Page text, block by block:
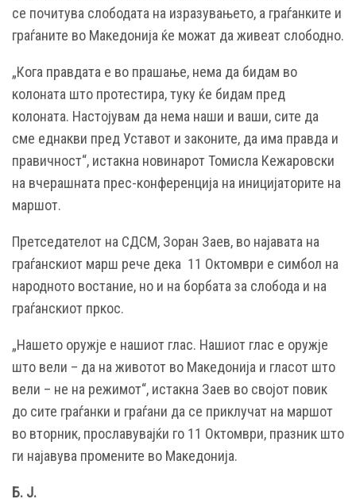
се почитува слободата на изразувањето, а граѓанките и
граѓаните во Македонија ќе можат да живеат слободно.
„Кога правдата е во прашање, нема да бидам во
колоната што протестира, туку ќе бидам пред
колоната. Настојувам да нема наши и ваши, сите да
сме еднакви пред Уставот и законите, да има правда и
правичност“, истакна новинарот Томисла Кежаровски
на вчерашната прес-конференција на иницијаторите на
маршот.
Претседателот на СДСМ, Зоран Заев, во најавата на
граѓанскиот марш рече дека 11 Октомври е симбол на
народното востание, но и на борбата за слобода и на
граѓанскиот пркос.
„Нашето оружје е нашиот глас. Нашиот глас е оружје
што вели – да на животот во Македонија и гласот што
вели – не на режимот“, истакна Заев во својот повик
до сите граѓанки и граѓани да се приклучат на маршот
во вторник, прославувајќи го 11 Октомври, празник што
ги најавува промените во Македонија.
Б. Ј.